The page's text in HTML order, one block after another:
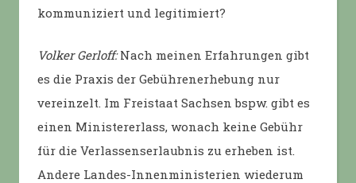
kommuniziert und legitimiert?
Volker Gerloff:Nach meinen Erfahrungen gibt
es die Praxis der Gebührenerhebung nur
vereinzelt. Im Freistaat Sachsen bspw. gibt es
einen Ministererlass, wonach keine Gebühr
für die Verlassenserlaubnis zu erheben ist.
Andere Landes-Innenministerien wiederum